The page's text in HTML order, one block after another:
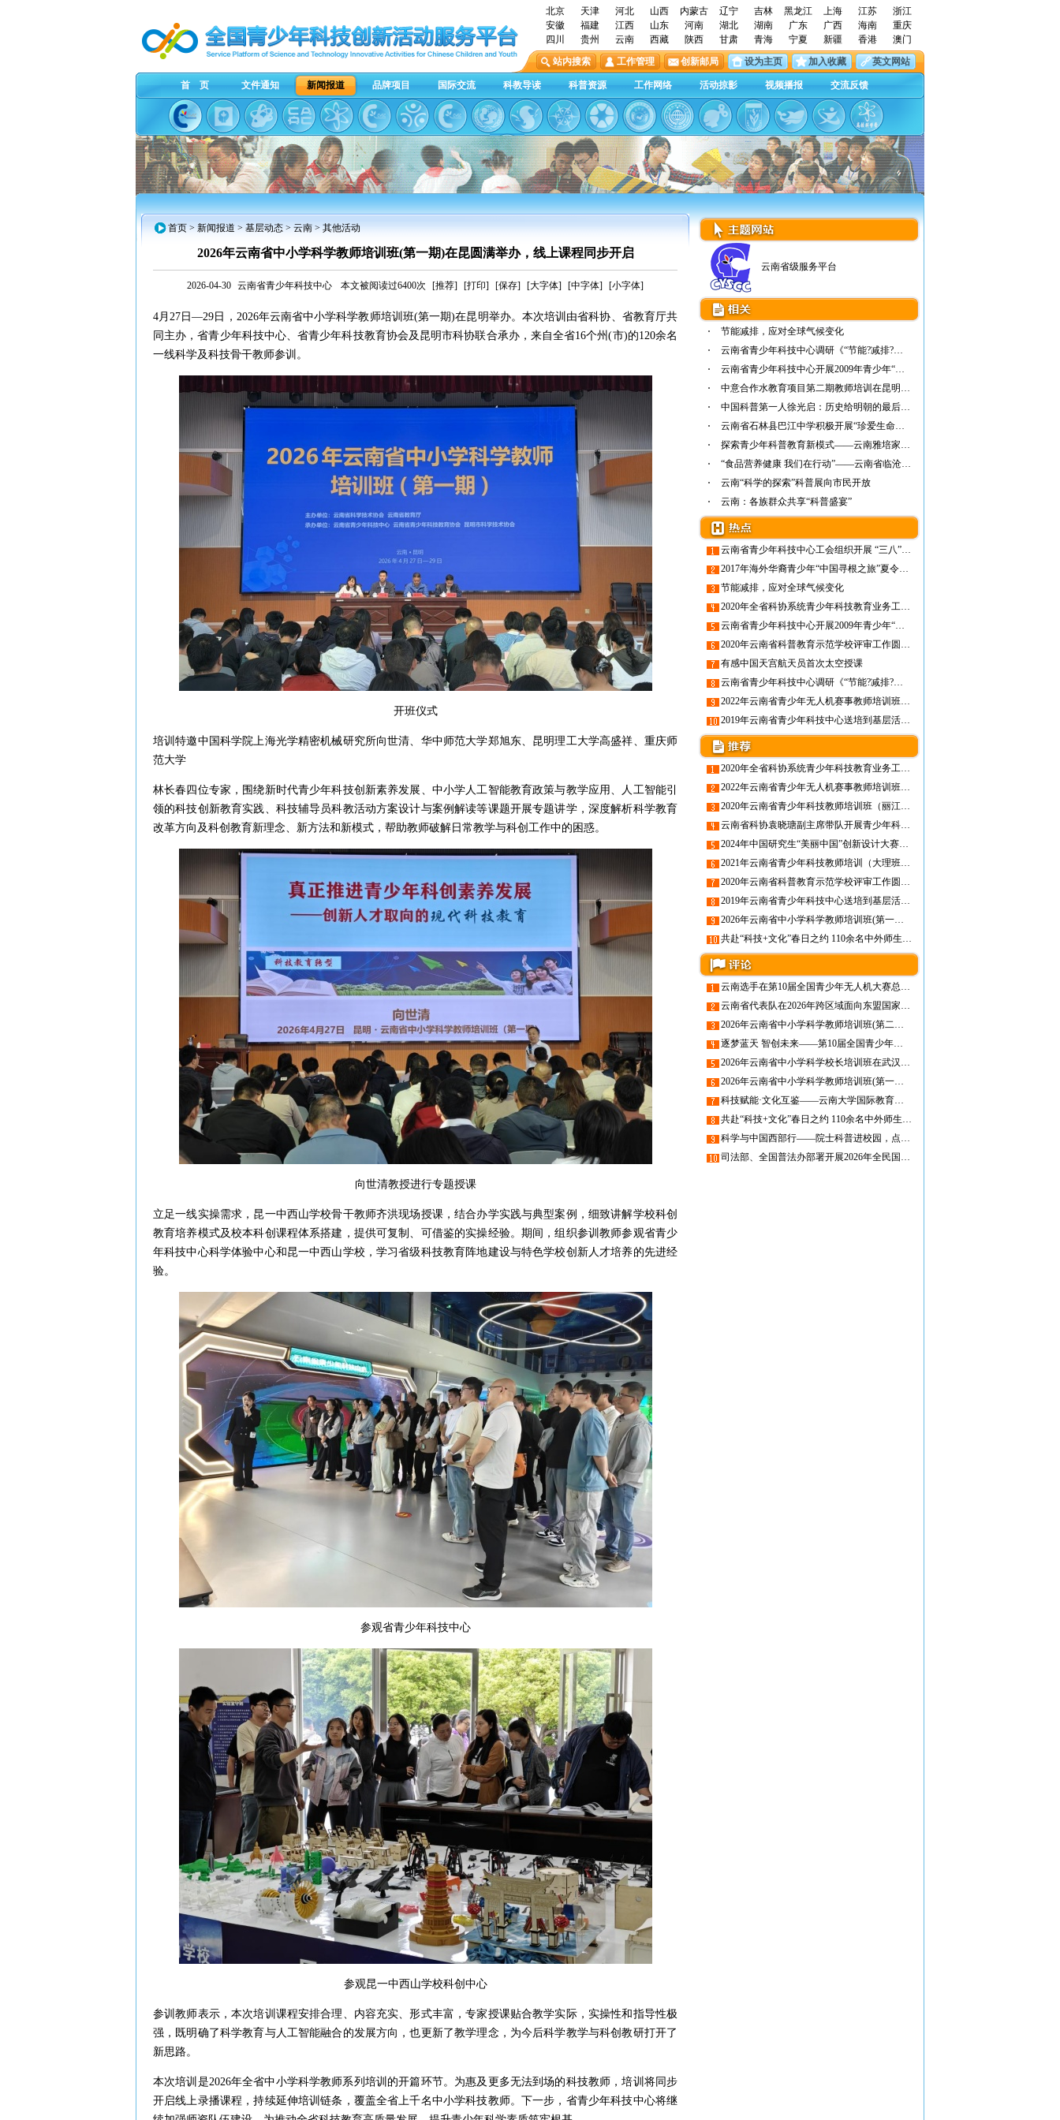
北京 天津 河北 山西 内蒙古 辽宁 吉林 黑龙江 上海 江苏
浙江
安徽
福建 江西 山东 河南 湖北 湖南 广东 广西 海南
重庆
四川
贵州 云南 西藏 陕西 甘肃 青海 宁夏 新疆 香港
澳门
站内搜索
工作管理 创新邮局 设为主页 加入收藏 英文网站
首 页 文件通知 新闻报道 品牌项目 国际交流 科教导读 科普资源 工作网络 活动掠影 视频播报 交流反馈
首页 > 新闻报道 > 基层动态 > 云南 > 其他活动
2026年云南省中小学科学教师培训班(第一期)在昆圆满举办，线上课程同步开启
2026-04-30 云南省青少年科技中心 本文被阅读过6400次 [推荐] [打印] [保存] [大字体] [中字体] [小字体]
4月27日—29日，2026年云南省中小学科学教师培训班(第一期)在昆明举办。本次培训由省科协、省教育厅共
同主办，省青少年科技中心、省青少年科技教育协会及昆明市科协联合承办，来自全省16个州(市)的120余名
一线科学及科技骨干教师参训。
开班仪式
培训特邀中国科学院上海光学精密机械研究所向世清、华中师范大学郑旭东、昆明理工大学高盛祥、重庆师
范大学
林长春四位专家，围绕新时代青少年科技创新素养发展、中小学人工智能教育政策与教学应用、人工智能引
领的科技创新教育实践、科技辅导员科教活动方案设计与案例解读等课题开展专题讲学，深度解析科学教育
改革方向及科创教育新理念、新方法和新模式，帮助教师破解日常教学与科创工作中的困惑。
向世清教授进行专题授课
立足一线实操需求，昆一中西山学校骨干教师齐洪现场授课，结合办学实践与典型案例，细致讲解学校科创
教育培养模式及校本科创课程体系搭建，提供可复制、可借鉴的实操经验。期间，组织参训教师参观省青少
年科技中心科学体验中心和昆一中西山学校，学习省级科技教育阵地建设与特色学校创新人才培养的先进经
验。
参观省青少年科技中心
参观昆一中西山学校科创中心
参训教师表示，本次培训课程安排合理、内容充实、形式丰富，专家授课贴合教学实际，实操性和指导性极
强，既明确了科学教育与人工智能融合的发展方向，也更新了教学理念，为今后科学教学与科创教研打开了
新思路。
本次培训是2026年全省中小学科学教师系列培训的开篇环节。为惠及更多无法到场的科技教师，培训将同步
开启线上录播课程，持续延伸培训链条，覆盖全省上千名中小学科技教师。下一步，省青少年科技中心将继
云南省级服务平台
节能减排，应对全球气候变化
云南省青少年科技中心调研《“节能?减排?环保…
云南省青少年科技中心开展2009年青少年“防灾…
中意合作水教育项目第二期教师培训在昆明圆满…
中国科普第一人徐光启：历史给明朝的最后一个…
云南省石林县巴江中学积极开展“珍爱生命之水…
探索青少年科普教育新模式——云南雅培家庭科…
“食品营养健康 我们在行动”——云南省临沧…
云南“科学的探索”科普展向市民开放
云南：各族群众共享“科普盛宴”
云南省青少年科技中心工会组织开展 “三八”妇女节主题参观活动
2017年海外华裔青少年“中国寻根之旅”夏令营(德宏营)暨第三届“中缅青少年科普交流活动”正式启动
节能减排，应对全球气候变化
2020年全省科协系统青少年科技教育业务工作培训班在昆明成功举办
云南省青少年科技中心开展2009年青少年“防灾减灾日”消防科普宣传活动
2020年云南省科普教育示范学校评审工作圆满结束
有感中国天宫航天员首次太空授课
云南省青少年科技中心调研《“节能?减排?环保”系列活动手册(小学篇)》使用情况
2022年云南省青少年无人机赛事教师培训班即将开班！
2019年云南省青少年科技中心送培到基层活动暨迪庆州中小学科技辅导员培训班圆满结束
2020年全省科协系统青少年科技教育业务工作培训班在昆明成功举办
2022年云南省青少年无人机赛事教师培训班即将开班！
2020年云南省青少年科技教师培训班（丽江）圆满举办
云南省科协袁晓瑭副主席带队开展青少年科技教育工作调研
2024年中国研究生“美丽中国”创新设计大赛——生物多样性保护与利用创新大赛全国总决赛成功举办
2021年云南省青少年科技教师培训（大理班）圆满举办
2020年云南省科普教育示范学校评审工作圆满结束
2019年云南省青少年科技中心送培到基层活动暨迪庆州中小学科技辅导员培训班圆满结束
2026年云南省中小学科学教师培训班(第一期)在昆圆满举办，线上课程同步开启
共赴“科技+文化”春日之约 110余名中外师生走进省青少年科技中心
云南选手在第10届全国青少年无人机大赛总决赛中喜获佳绩
云南省代表队在2026年跨区域面向东盟国家青少年人工智能及机器人邀请赛中喜获佳绩
2026年云南省中小学科学教师培训班(第二期)圆满举办
逐梦蓝天 智创未来——第10届全国青少年无人机大赛（云南省赛）圆满举办
2026年云南省中小学科学校长培训班在武汉大学圆满举办
2026年云南省中小学科学教师培训班(第一期)在昆圆满举办，线上课程同步开启
科技赋能·文化互鉴——云南大学国际教育学院留学生走进省青少年科技中心
共赴“科技+文化”春日之约 110余名中外师生走进省青少年科技中心
科学与中国西部行——院士科普进校园，点亮物理求知梦
司法部、全国普法办部署开展2026年全民国家安全教育日普法宣传活动